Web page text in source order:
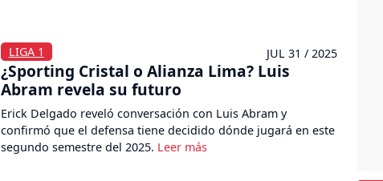
LIGA 1 JUL 31 / 2025
¿Sporting Cristal o Alianza Lima? Luis
Abram revela su futuro
Erick Delgado reveló conversación con Luis Abram y
confirmó que el defensa tiene decidido dónde jugará en este
segundo semestre del 2025.